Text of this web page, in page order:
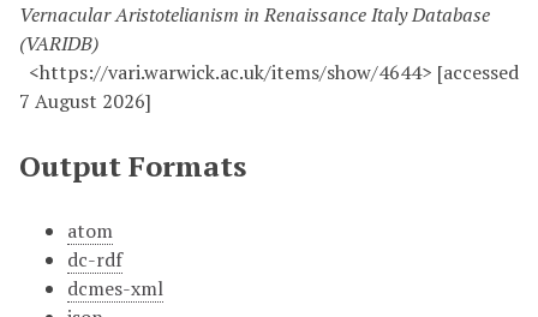
Vernacular Aristotelianism in Renaissance Italy Database
(VARIDB)
<https://vari.warwick.ac.uk/items/show/4644> [accessed
7 August 2026]
Output Formats
atom
dc-rdf
dcmes-xml